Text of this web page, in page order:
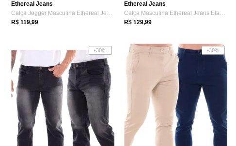
Ethereal Jeans
Calça Jogger Masculina Ethereal Jeans co...
R$ 119,99
Ethereal Jeans
Calça Masculina Ethereal Jeans Elastano ...
R$ 129,99
-30% -30%